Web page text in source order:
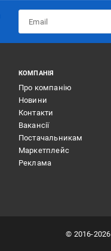
КОМПАНІЯ
Про компанію
Новини
Контакти
Вакансії
Постачальникам
Маркетплейс
Реклама
© 2016-2026